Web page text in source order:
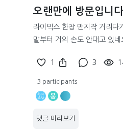
오랜만에 방문입니
라이믹스 한창 만지작 거리다
말부터 거의 손도 안대고 있네
1 3
3 participants
웅
댓글 미리보기